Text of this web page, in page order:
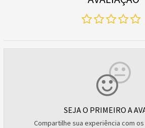
SEJA O PRIMEIRO A
Compartilhe sua experiência com